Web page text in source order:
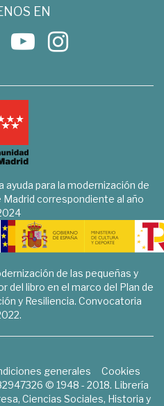
EN
ayuda para la modernización de
Madrid correspondiente al año
de las pequeñas y
del libro en el marco del Plan de
y Resiliencia. Convocatoria
generales
Cookies
© 1948 - 2018. Librería
Ciencias Sociales, Historia y